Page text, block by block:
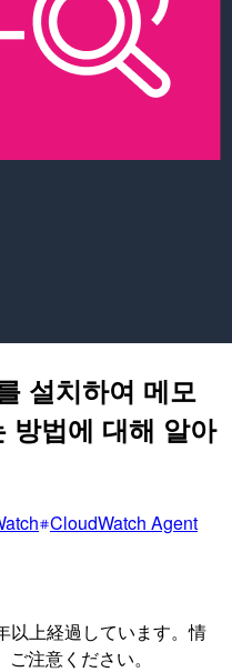
설치하여 메모
방법에 대해 알아
CloudWatch Agent
以上経過しています。情
注意ください。